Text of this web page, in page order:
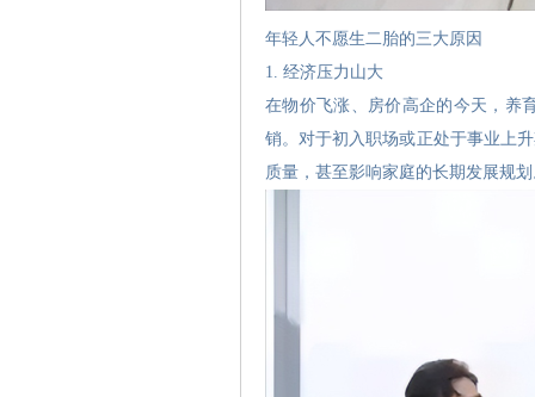
年轻人不愿生二胎的三大原因
1. 经济压力山大
在物价飞涨、房价高企的今天，养
销。对于初入职场或正处于事业上
质量，甚至影响家庭的长期发展规